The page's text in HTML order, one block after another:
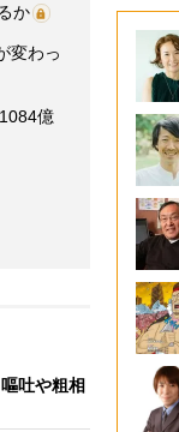
か
変わっ
億
吐や粗相